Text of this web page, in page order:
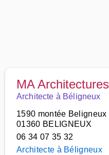
MA Architectures
Architecte à Béligneux
1590 montée Beligneux
01360 BELIGNEUX
06 34 07 35 32
Architecte à Béligneux